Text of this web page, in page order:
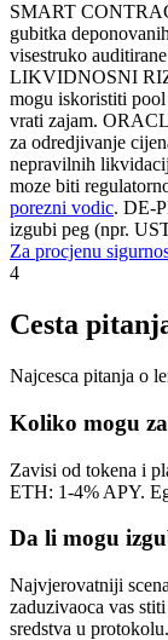
SMART
gubitka
visestruko
LIKVIDNOSNI
mogu iskoristiti
vrati zajam.
za odredjivanje
nepravilnih
moze biti
porezni vodic. DE-
izgubi peg (npr.
Za procjenu
4
Cesta
Najcesca pitanja o
Koliko mogu
Zavisi od tokena i
ETH: 1-4% APY.
Da li mogu
Najvjerovatniji
zaduzivaoca vas
sredstva u protokolu.